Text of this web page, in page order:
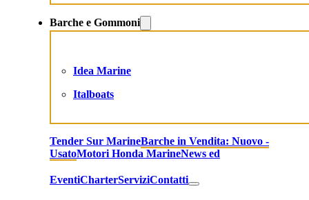
Barche e Gommoni
Idea Marine
Italboats
Tender Sur MarineBarche in Vendita: Nuovo -
UsatoMotori Honda MarineNews ed
EventiCharterServiziContatti